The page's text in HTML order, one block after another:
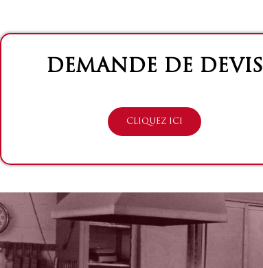
DEMANDE DE DEVIS
CLIQUEZ ICI